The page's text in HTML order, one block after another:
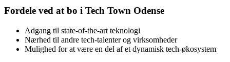
Fordele ved at bo i Tech Town Odense
Adgang til state-of-the-art teknologi
Nærhed til andre tech-talenter og virksomheder
Mulighed for at være en del af et dynamisk tech-økosystem